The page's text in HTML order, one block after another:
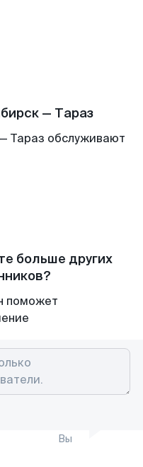
— Тараз
Тараз обслуживают
больше других
поможет
Вы